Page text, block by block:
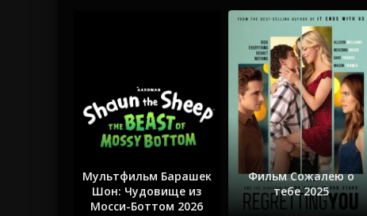
Мультфильм Барашек
Шон: Чудовище из
Мосси-Боттом 2026
Фильм Сожалею о
тебе 2025